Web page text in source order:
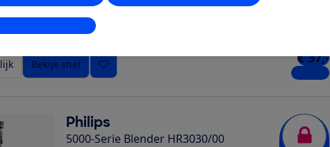
aanpassen
Bekijk snel € 37,-
1 winkel
Philips
5000-Serie Blender HR3030/00